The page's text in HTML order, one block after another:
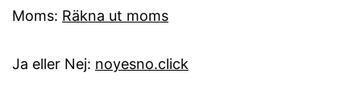
Moms: Räkna ut moms
Ja eller Nej: noyesno.click